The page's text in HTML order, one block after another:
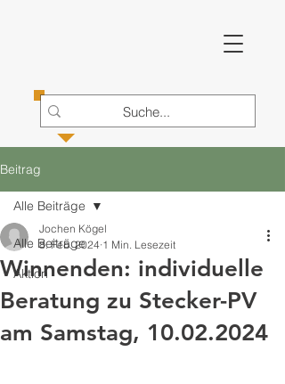
Beitrag
Alle Beiträge
Aktion
Alle Beiträge
Winnenden: individuelle
Beratung zu Stecker-PV
am Samstag, 10.02.2024
Jochen Kögel
8. Feb. 2024 1 Min. Lesezeit